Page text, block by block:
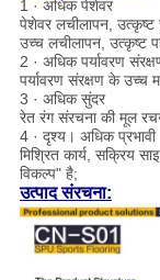
1 · अधिक पेशेवर
पेशेवर लचीलापन, उत्कृष्ट
उच्च लचीलापन, उत्कृष्ट
2 · अधिक पर्यावरण
पर्यावरण संरक्षण के
3 · अधिक सुंदर
रेत रंग संरचना की मूल
4 · दृश्य। अधिक प्रभावी
मिश्रित कार्य, सक्रिय
विकल्प" है;
उत्पाद संरचना: